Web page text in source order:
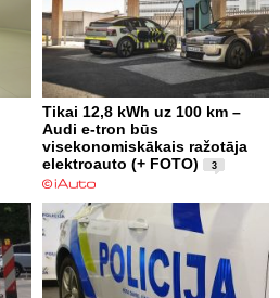
Tikai 12,8 kWh uz 100 km –
Audi e-tron būs
visekonomiskākais ražotāja
elektroauto (+ FOTO)
3